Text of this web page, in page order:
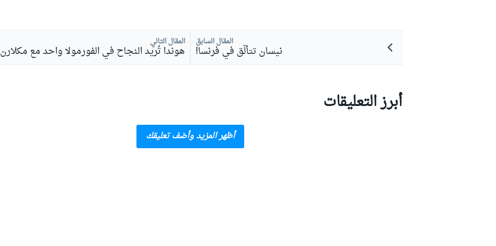
المقال السابق
نيسان تتألّق في فرنسا!
المقال التالي
هوندا تُريد النجاح في الفورمولا واحد مع مكلارن
أبرز التعليقات
أظهر المزيد وأضف تعليقك